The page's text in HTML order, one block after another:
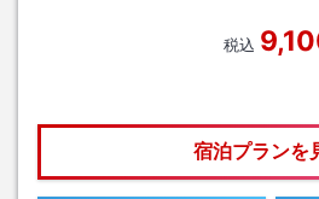
税込
宿泊プランを